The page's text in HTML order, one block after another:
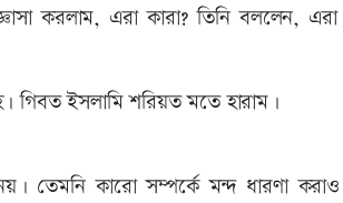
করলাম, এরা কারা? তিনি বললেন, এরা
গিবত ইসলামি শরিয়ত মতে হারাম।
তেমনি কারো সম্পর্কে মন্দ ধারণা করাও